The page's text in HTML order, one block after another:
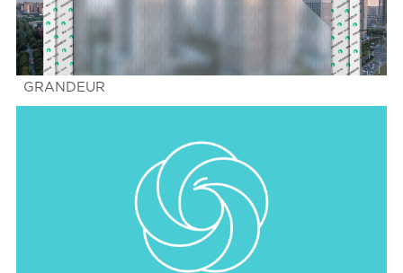
GRANDEUR